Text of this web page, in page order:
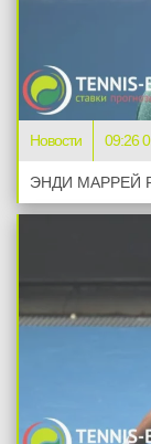
Новости 09:26
ЭНДИ МАРРЕЙ